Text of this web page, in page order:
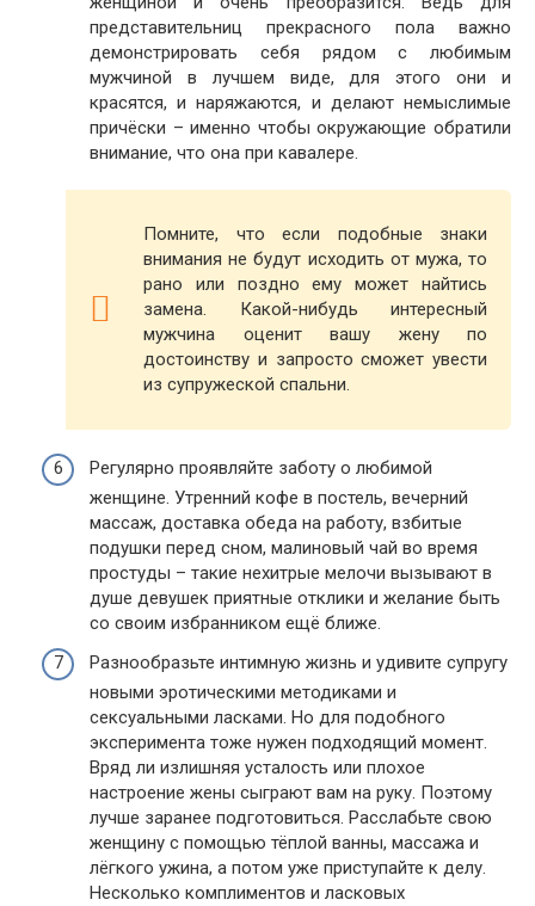
представительниц прекрасного пола важно
демонстрировать себя рядом с любимым
мужчиной в лучшем виде, для этого они и
красятся, и наряжаются, и делают немыслимые
причёски – именно чтобы окружающие обратили
внимание, что она при кавалере.
Помните, что если подобные знаки
внимания не будут исходить от мужа, то
рано или поздно ему может найтись
замена. Какой-нибудь интересный
мужчина оценит вашу жену по
достоинству и запросто сможет увести
из супружеской спальни.
Регулярно проявляйте заботу о любимой
женщине. Утренний кофе в постель, вечерний
массаж, доставка обеда на работу, взбитые
подушки перед сном, малиновый чай во время
простуды – такие нехитрые мелочи вызывают в
душе девушек приятные отклики и желание быть
со своим избранником ещё ближе.
Разнообразьте интимную жизнь и удивите супругу
новыми эротическими методиками и
сексуальными ласками. Но для подобного
эксперимента тоже нужен подходящий момент.
Вряд ли излишняя усталость или плохое
настроение жены сыграют вам на руку. Поэтому
лучше заранее подготовиться. Расслабьте свою
женщину с помощью тёплой ванны, массажа и
лёгкого ужина, а потом уже приступайте к делу.
Несколько комплиментов и ласковых